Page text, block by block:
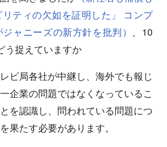
ティの欠如を証明した」 コンプ
ャニーズの新方針を批判） 、10
う捉えていますか
ビ局各社が中継し、海外でも報じ
企業の問題ではなくなっているこ
を認識し、問われている問題につ
果たす必要があります。